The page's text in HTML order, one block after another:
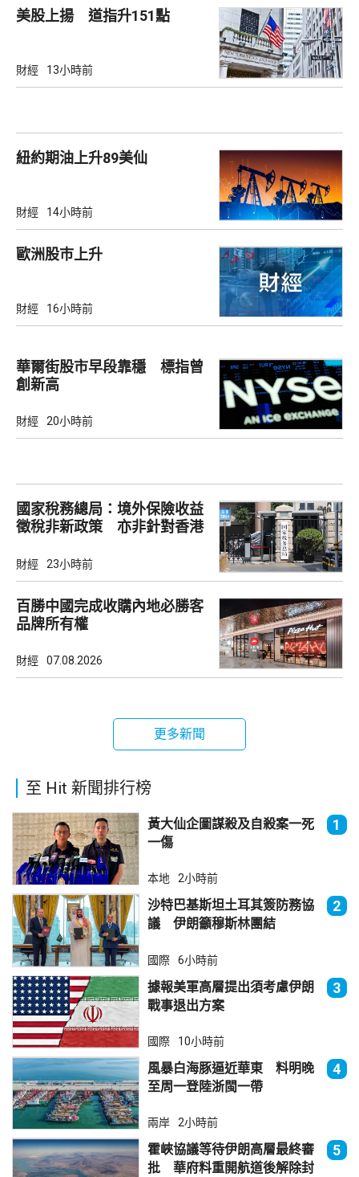
美股上揚 道指升151點
財經 13小時前
紐約期油上升89美仙
財經 14小時前
歐洲股巿上升
財經 16小時前
華爾街股市早段靠穩 標指曾
創新高
財經 20小時前
國家稅務總局：境外保險收益
徵稅非新政策 亦非針對香港
財經 23小時前
百勝中國完成收購內地必勝客
品牌所有權
財經 07.08.2026
更多新聞
至 Hit 新聞排行榜
黃大仙企圖謀殺及自殺案一死
一傷
1
本地 2小時前
沙特巴基斯坦土耳其簽防務協
議 伊朗籲穆斯林團結
2
國際 6小時前
據報美軍高層提出須考慮伊朗
戰事退出方案
3
國際 10小時前
風暴白海豚逼近華東 料明晚
至周一登陸浙閩一帶
4
兩岸 2小時前
霍峽協議等待伊朗高層最終審
批 華府料重開航道後解除封
5